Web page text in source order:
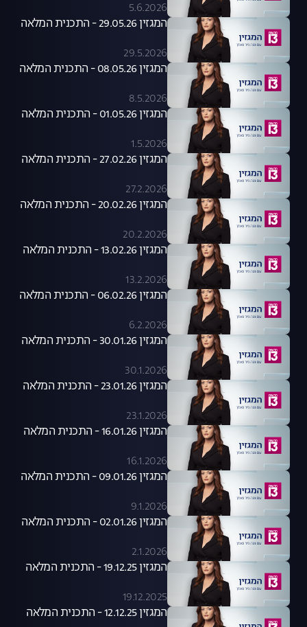
5.6.2026
המגזין 29.05.26 - התכנית המלאה
29.5.2026
המגזין 08.05.26 - התכנית המלאה
8.5.2026
המגזין 01.05.26 - התכנית המלאה
1.5.2026
המגזין 27.02.26 - התכנית המלאה
27.2.2026
המגזין 20.02.26 - התכנית המלאה
20.2.2026
המגזין 13.02.26 - התכנית המלאה
13.2.2026
המגזין 06.02.26 - התכנית המלאה
6.2.2026
המגזין 30.01.26 - התכנית המלאה
30.1.2026
המגזין 23.01.26 - התכנית המלאה
23.1.2026
המגזין 16.01.26 - התכנית המלאה
16.1.2026
המגזין 09.01.26 - התכנית המלאה
9.1.2026
המגזין 02.01.26 - התכנית המלאה
2.1.2026
המגזין 19.12.25 - התכנית המלאה
19.12.2025
המגזין 12.12.25 - התכנית המלאה